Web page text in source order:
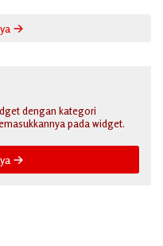
dengan kategori
pada widget.